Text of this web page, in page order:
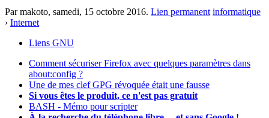
Par makoto, samedi, 15 octobre 2016. Lien permanent informatique
› Internet
Liens GNU
Comment sécuriser Firefox avec quelques paramètres dans
about:config ?
Une de mes clef GPG révoquée était une fausse
Si vous êtes le produit, ce n'est pas gratuit
BASH - Mémo pour scripter